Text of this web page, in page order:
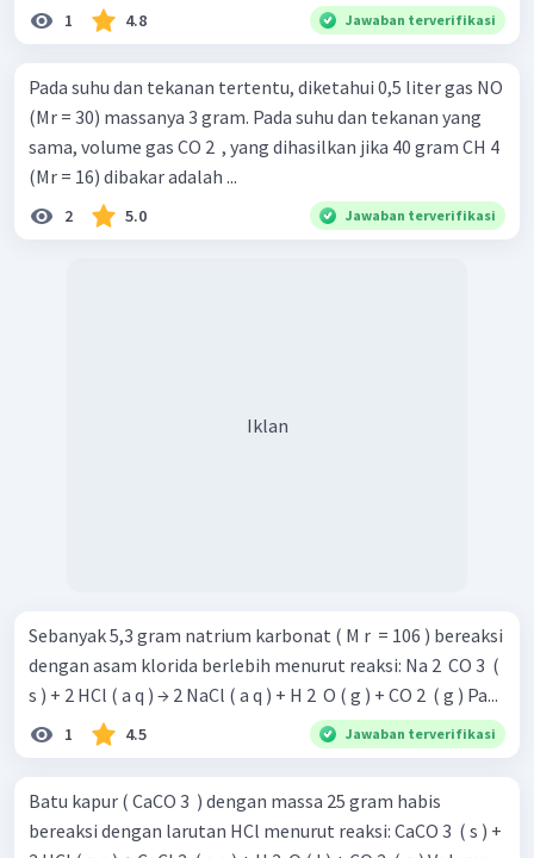
1 4.8 Jawaban terverifikasi
Pada suhu dan tekanan tertentu, diketahui 0,5 liter gas NO
(Mr = 30) massanya 3 gram. Pada suhu dan tekanan yang
sama, volume gas CO 2 ​ , yang dihasilkan jika 40 gram CH 4 ​
(Mr = 16) dibakar adalah ...
2 5.0 Jawaban terverifikasi
Iklan
Sebanyak 5,3 gram natrium karbonat ( M r ​ = 106 ) bereaksi
dengan asam klorida berlebih menurut reaksi: Na 2 ​ CO 3 ​ (
s ) + 2 HCl ( a q ) → 2 NaCl ( a q ) + H 2 ​ O ( g ) + CO 2 ​ ( g ) Pa...
1 4.5 Jawaban terverifikasi
Batu kapur ( CaCO 3 ​ ) dengan massa 25 gram habis
bereaksi dengan larutan HCl menurut reaksi: CaCO 3 ​ ( s ) +